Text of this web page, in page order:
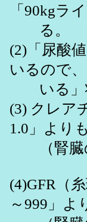
「90kgラ
る。
(2)「尿酸
いるので
いる」状
(3) クレア
1.0」より
（腎臓
(4)GFR（
～999」よ